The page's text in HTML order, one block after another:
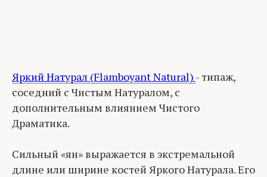
Яркий Натурал (Flamboyant Natural) - типаж,
соседний с Чистым Натуралом, с
дополнительным влиянием Чистого
Драматика.
Cильный «ян» выражается в экстремальной
длине или ширине костей Яркого Натурала. Его